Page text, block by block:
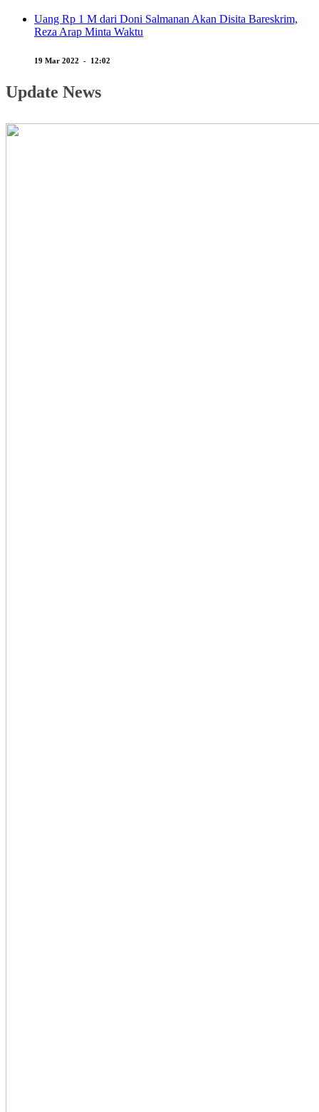
Uang Rp 1 M dari Doni Salmanan Akan Disita Bareskrim,
Reza Arap Minta Waktu
19 Mar 2022 - 12:02
Update News